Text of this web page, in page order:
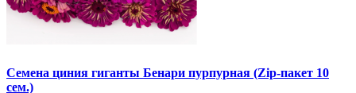
Семена циния гиганты Бенари пурпурная (Zip-пакет 10
сем.)